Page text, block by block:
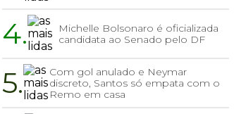
4.
Michelle Bolsonaro é oficializada
candidata ao Senado pelo DF
5.
Com gol anulado e Neymar
discreto, Santos só empata com o
Remo em casa